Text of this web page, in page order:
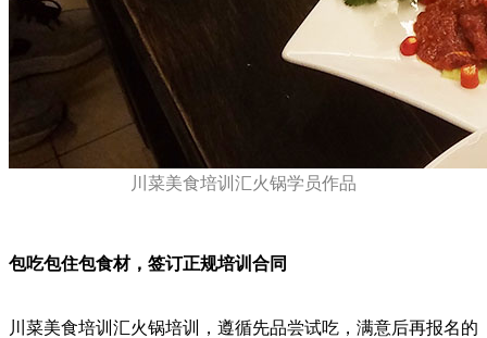
川菜美食培训汇火锅学员作品
包吃包住包食材，签订正规培训合同
川菜美食培训汇火锅培训，遵循先品尝试吃，满意后再报名的